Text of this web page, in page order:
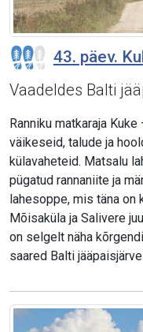
43. päev.
Vaadeldes Balti
Ranniku matkaraja
väikeseid, talude ja
külavaheteid. Matsalu
pügatud rannaniite ja
lahesoppe, mis täna on
Mõisaküla ja Salivere
on selgelt näha
saared Balti